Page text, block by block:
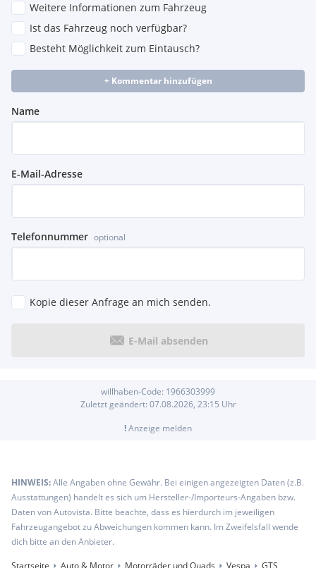
Weitere Informationen zum Fahrzeug
Ist das Fahrzeug noch verfügbar?
Besteht Möglichkeit zum Eintausch?
+ Kommentar hinzufügen
Name
E-Mail-Adresse
Telefonnummer optional
Kopie dieser Anfrage an mich senden.
E-Mail absenden
willhaben-Code: 1966303999
Zuletzt geändert: 07.08.2026, 23:15 Uhr
!Anzeige melden
HINWEIS:Alle Angaben ohne Gewähr. Bei einigen angezeigten Daten (z.B.
Ausstattungen) handelt es sich um Hersteller-/Importeurs-Angaben bzw.
Daten von Autovista. Bitte beachte, dass es hierdurch im jeweiligen
Fahrzeugangebot zu Abweichungen kommen kann. Im Zweifelsfall wende
dich bitte an den Anbieter.